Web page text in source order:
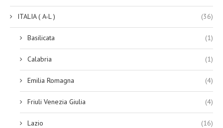
ITALIA ( A-L ) (36)
Basilicata (1)
Calabria (1)
Emilia Romagna (4)
Friuli Venezia Giulia (4)
Lazio (16)